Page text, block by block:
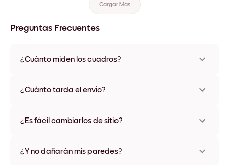
Cargar Más
Preguntas Frecuentes
¿Cuánto miden los cuadros?
varios materiales y colores de marco, incluidas opciones sin
¿Cuánto tarda el envío?
disponibles en algunos países. Te enviaremos un número de
¿Es fácil cambiarlos de sitio?
ningún daño
¿Y no dañarán mis paredes?